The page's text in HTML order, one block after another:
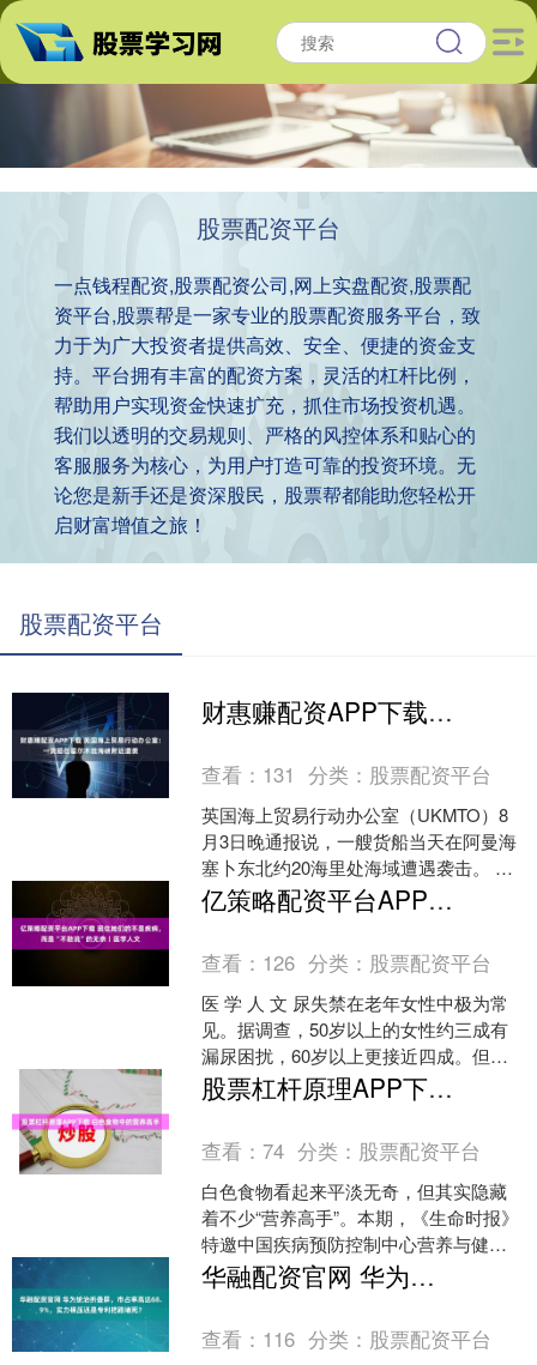
股票配资平台
一点钱程配资,股票配资公司,网上实盘配资,股票配
资平台,股票帮是一家专业的股票配资服务平台，致
力于为广大投资者提供高效、安全、便捷的资金支
持。平台拥有丰富的配资方案，灵活的杠杆比例，
帮助用户实现资金快速扩充，抓住市场投资机遇。
我们以透明的交易规则、严格的风控体系和贴心的
客服服务为核心，为用户打造可靠的投资环境。无
论您是新手还是资深股民，股票帮都能助您轻松开
启财富增值之旅！
股票配资平台
财惠赚配资APP下载 英国海上贸易行动办公室：一货船在霍尔木兹海峡附近遭袭
查看： 131 分类： 股票配资平台
英国海上贸易行动办公室（UKMTO）8
月3日晚通报说，一艘货船当天在阿曼海
塞卜东北约20海里处海域遭遇袭击。 通
报显示，事发地点位于霍尔木兹海峡东
入口附近海域。....
亿策略配资平台APP下载 困住她们的不是疾病，而是“不敢说”的无奈丨医学人文
查看： 126 分类： 股票配资平台
医 学 人 文 尿失禁在老年女性中极为常
见。据调查，50岁以上的女性约三成有
漏尿困扰，60岁以上更接近四成。但很
多女性，尤其是习惯隐忍、不愿麻烦子
女的女性，选择....
股票杠杆原理APP下载 白色食物中的营养高手
查看：74 分类： 股票配资平台
白色食物看起来平淡无奇，但其实隐藏
着不少“营养高手”。本期，《生命时报》
特邀中国疾病预防控制中心营养与健康
所研究员刘爱玲帮大家找出这些“营养高
手”。 高钾低钠的....
华融配资官网 华为统治折叠屏，市占率高达68.9%，实力碾压还是专利把路堵死？
查看： 116 分类： 股票配资平台